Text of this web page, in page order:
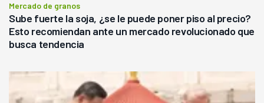
Mercado de granos
Sube fuerte la soja, ¿se le puede poner piso al precio?
Esto recomiendan ante un mercado revolucionado que
busca tendencia